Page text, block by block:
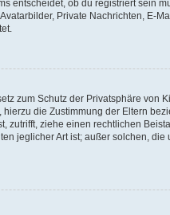
ob du registriert sein
Private Nachrichten, E-
zum Schutz der Privatsphäre
die Zustimmung der Eltern
ziehe einen rechtlichen
jeglicher Art ist; außer solchen,